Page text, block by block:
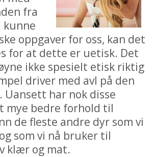
fra
kunne
oppgaver for oss, kan det
for at dette er uetisk. Det
ikke spesielt etisk riktig
driver med avl på den
Uansett har nok disse
mye bedre forhold til
de fleste andre dyr som vi
som vi nå bruker til
klær og mat.